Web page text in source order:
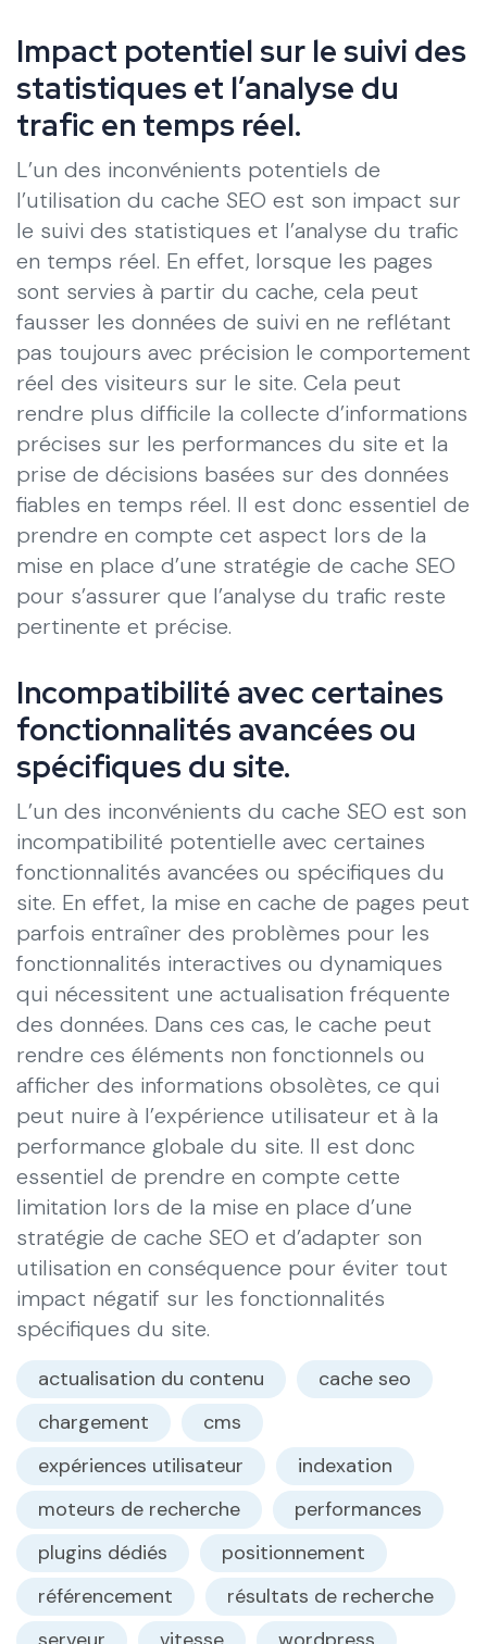
Impact potentiel sur le suivi des
statistiques et l’analyse du
trafic en temps réel.
L’un des inconvénients potentiels de
l’utilisation du cache SEO est son impact sur
le suivi des statistiques et l’analyse du trafic
en temps réel. En effet, lorsque les pages
sont servies à partir du cache, cela peut
fausser les données de suivi en ne reflétant
pas toujours avec précision le comportement
réel des visiteurs sur le site. Cela peut
rendre plus difficile la collecte d’informations
précises sur les performances du site et la
prise de décisions basées sur des données
fiables en temps réel. Il est donc essentiel de
prendre en compte cet aspect lors de la
mise en place d’une stratégie de cache SEO
pour s’assurer que l’analyse du trafic reste
pertinente et précise.
Incompatibilité avec certaines
fonctionnalités avancées ou
spécifiques du site.
L’un des inconvénients du cache SEO est son
incompatibilité potentielle avec certaines
fonctionnalités avancées ou spécifiques du
site. En effet, la mise en cache de pages peut
parfois entraîner des problèmes pour les
fonctionnalités interactives ou dynamiques
qui nécessitent une actualisation fréquente
des données. Dans ces cas, le cache peut
rendre ces éléments non fonctionnels ou
afficher des informations obsolètes, ce qui
peut nuire à l’expérience utilisateur et à la
performance globale du site. Il est donc
essentiel de prendre en compte cette
limitation lors de la mise en place d’une
stratégie de cache SEO et d’adapter son
utilisation en conséquence pour éviter tout
impact négatif sur les fonctionnalités
spécifiques du site.
actualisation du contenu
cache seo
chargement
cms
expériences utilisateur
indexation
moteurs de recherche
performances
plugins dédiés
positionnement
référencement
résultats de recherche